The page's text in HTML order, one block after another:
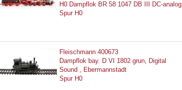
H0 Dampflok BR 58 1047 DB III DC-analog
Spur H0
Fleischmann 400673
Dampflok bay. D VI 1802 grun, Digital
Sound , Ebermannstadt
Spur H0